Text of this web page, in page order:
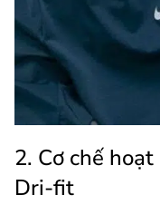
2. Cơ chế
Dri-fit